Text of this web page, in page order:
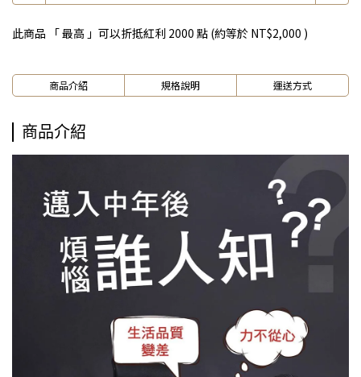
此商品 「 最高 」可以折抵紅利 2000 點 (約等於 NT$2,000 )
商品介紹 規格說明 運送方式
商品介紹